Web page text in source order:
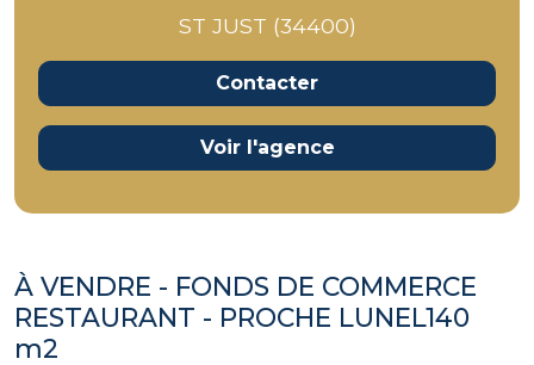
ST JUST (34400)
Contacter
Voir l'agence
À VENDRE - FONDS DE COMMERCE
RESTAURANT - PROCHE LUNEL140
m2